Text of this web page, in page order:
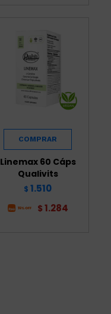
Linemax 60 Cáps
Qualivits
$ 1.510
$ 1.284